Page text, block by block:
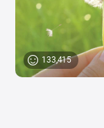
133,415